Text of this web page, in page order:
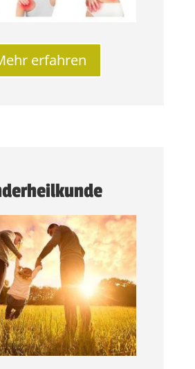
erfahren